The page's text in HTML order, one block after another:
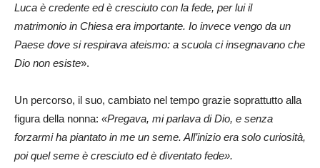
Luca è credente ed è cresciuto con la fede, per lui il
matrimonio in Chiesa era importante. Io invece vengo da un
Paese dove si respirava ateismo: a scuola ci insegnavano che
Dio non esiste».
Un percorso, il suo, cambiato nel tempo grazie soprattutto alla
figura della nonna: «Pregava, mi parlava di Dio, e senza
forzarmi ha piantato in me un seme. All’inizio era solo curiosità,
poi quel seme è cresciuto ed è diventato fede».